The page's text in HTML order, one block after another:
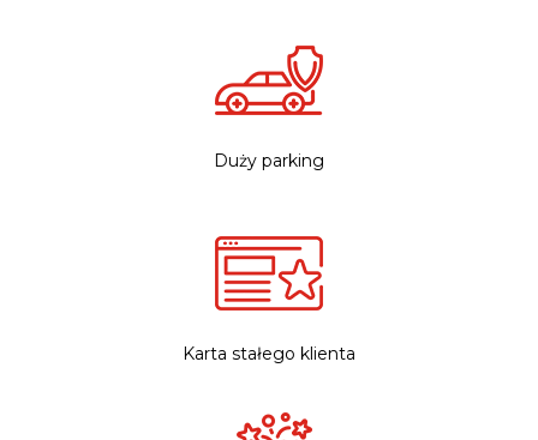
Duży parking
Karta stałego klienta